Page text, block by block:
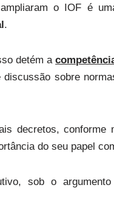
o IOF é
.
detém a
sobre
decretos, conforme
do seu papel
sob o